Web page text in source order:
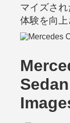
マイズさ
体験を向上